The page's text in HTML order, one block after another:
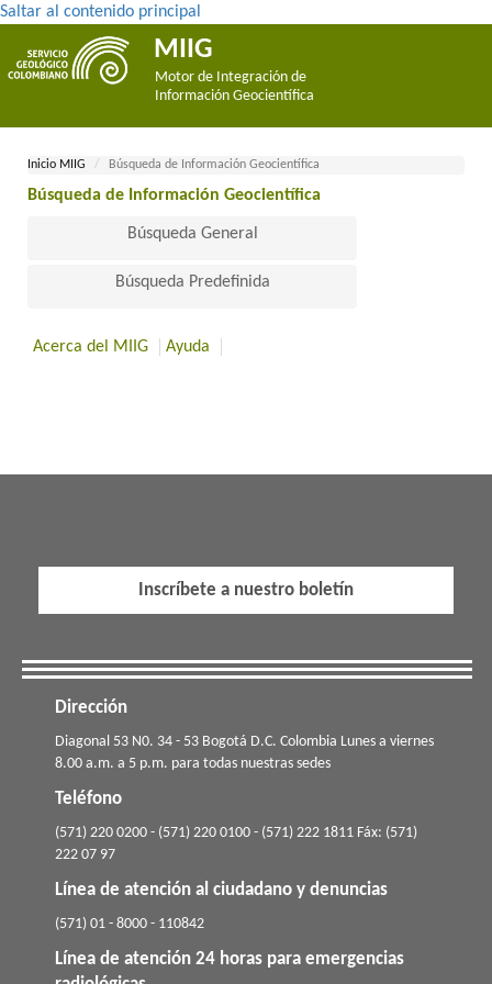
Saltar al contenido principal
MIIG
Motor de Integración de
Información Geocientífica
Inicio MII​​​G Búsqueda de Información Geocientífica
Búsqueda de Información Geocientífica​
Búsqueda General
Búsqueda Predefinida
Acerca del MIIG Ayuda
Inscríbete a nuestro boletín
Dirección
​​​Diagonal 53 N0. 34 - 53 Bogotá D.C. Colombia Lunes a viernes
8.00 a.m. a 5 p.m. para todas nuestras sedes
Teléfono
(571) 220 0200 - (571) 220 0100 - (571) 222 1811 Fáx: (571)
222 07 97
Línea de atención al ciudadano y denuncias
(571) 01 - 8000 - 110842
Línea de atención 24 horas para emergencias